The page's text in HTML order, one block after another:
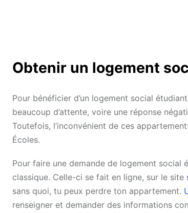
Obtenir un logement
Pour bénéficier d’un logement social
beaucoup d’attente, voire une réponse
Toutefois, l’inconvénient de ces
Écoles.
Pour faire une demande de logement social
classique. Celle-ci se fait en ligne, sur le site
sans quoi, tu peux perdre ton appartement.
renseigner et demander des informations